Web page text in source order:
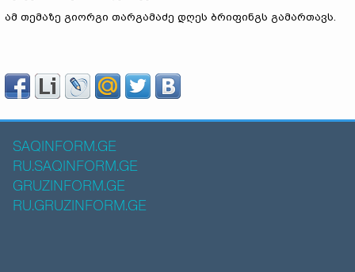
ამ თემაზე გიორგი თარგამაძე დღეს ბრიფინგს გამართავს.
SAQINFORM.GE
RU.SAQINFORM.GE
GRUZINFORM.GE
RU.GRUZINFORM.GE